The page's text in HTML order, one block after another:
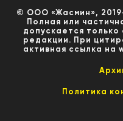
© ООО «Жасмин»,
Полная или
допускается
редакции. При
активная ссылка на
Политика